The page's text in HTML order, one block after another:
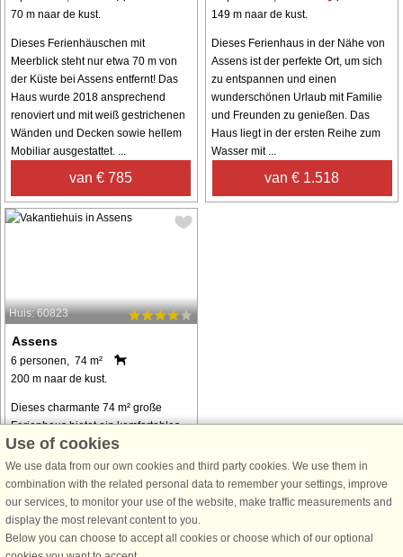
70 m naar de kust.
Dieses Ferienhäuschen mit
Meerblick steht nur etwa 70 m von
der Küste bei Assens entfernt! Das
Haus wurde 2018 ansprechend
renoviert und mit weiß gestrichenen
Wänden und Decken sowie hellem
Mobiliar ausgestattet. ...
van € 785
149 m naar de kust.
Dieses Ferienhaus in der Nähe von
Assens ist der perfekte Ort, um sich
zu entspannen und einen
wunderschönen Urlaub mit Familie
und Freunden zu genießen. Das
Haus liegt in der ersten Reihe zum
Wasser mit ...
van € 1.518
Huis: 60823
Assens
6 personen, 74 m²
200 m naar de kust.
Dieses charmante 74 m² große
Ferienhaus bietet ein komfortables
und erholsames Urlaubserlebnis,
ideal für Familien oder kleine
Gruppen. Das Haus verfügt über
zwei Schlafzimmer und einen
Alkoven und bietet ...
van € 516
Use of cookies
We use data from our own cookies and third party cookies. We use them in
combination with the related personal data to remember your settings, improve
our services, to monitor your use of the website, make traffic measurements and
display the most relevant content to you.
Below you can choose to accept all cookies or choose which of our optional